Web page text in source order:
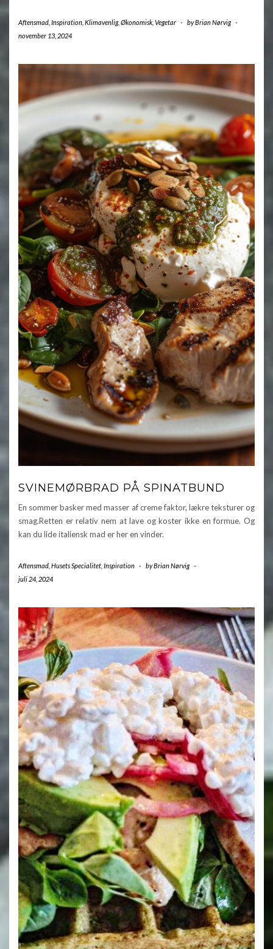
Aftensmad Inspiration Klimavenlig, Økonomisk Vegetar - byBrian Nørvig -
november 13, 2024
SVINEMØRBRAD PÅ SPINATBUND
En sommer basker med masser af creme faktor, lækre teksturer og
smag.Retten er relativ nem at lave og koster ikke en formue. Og
kan du lide italiensk mad er her en vinder.
Aftensmad Husets Specialitet Inspiration - byBrian Nørvig -
juli 24, 2024